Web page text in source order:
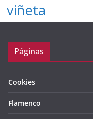
viñeta
Páginas
Cookies
Flamenco